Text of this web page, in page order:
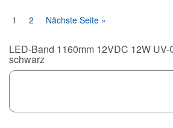
1 2 Nächste Seite »
LED-Band 1160mm 12VDC 12W
schwarz